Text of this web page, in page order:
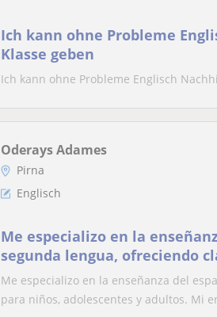
Ich kann ohne Probleme
Klasse geben
Ich kann ohne Probleme Englisch
Oderays Adames
Pirna
Englisch
Me especializo en la
segunda lengua, ofreciendo
niños, adolescentes y adultos
Me especializo en la enseñanza del
para niños, adolescentes y adultos. Mi